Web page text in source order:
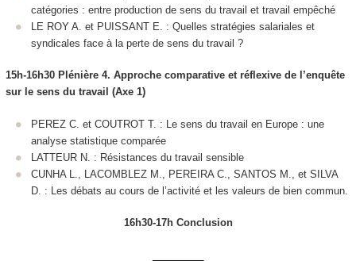
catégories : entre production de sens du travail et travail empêché
LE ROY A. et PUISSANT E. : Quelles stratégies salariales et
syndicales face à la perte de sens du travail ?
15h-16h30 Plénière 4. Approche comparative et réflexive de l’enquête
sur le sens du travail (Axe 1)
PEREZ C. et COUTROT T. : Le sens du travail en Europe : une
analyse statistique comparée
LATTEUR N. : Résistances du travail sensible
CUNHA L., LACOMBLEZ M., PEREIRA C., SANTOS M., et SILVA
D. : Les débats au cours de l’activité et les valeurs de bien commun.
16h30-17h Conclusion